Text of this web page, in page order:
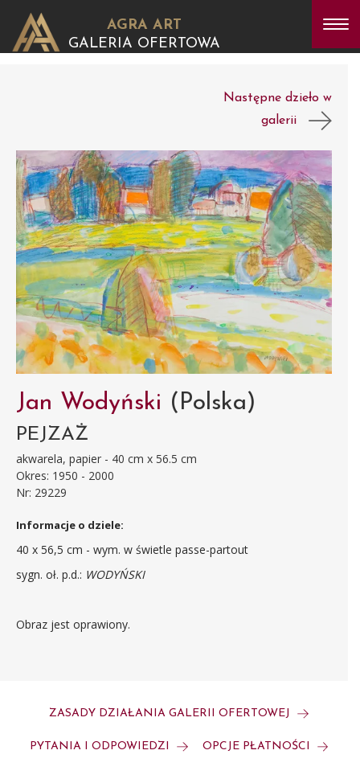
AGRA ART
GALERIA OFERTOWA
Następne dzieło w
galerii
Jan Wodyński (Polska)
PEJZAŻ
akwarela, papier - 40 cm x 56.5 cm
Okres: 1950 - 2000
Nr: 29229
Informacje o dziele:
40 x 56,5 cm - wym. w świetle passe-partout
sygn. oł. p.d.: WODYŃSKI
Obraz jest oprawiony.
ZASADY DZIAŁANIA GALERII OFERTOWEJ
PYTANIA I ODPOWIEDZI OPCJE PŁATNOŚCI